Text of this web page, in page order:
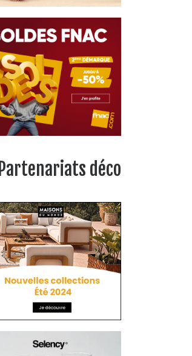
Partenariats déco